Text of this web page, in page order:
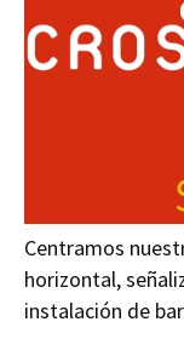
Centramos
horizontal,
instalación de